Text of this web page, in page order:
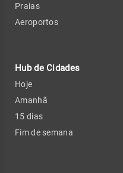
Praias
Aeroportos
Hub de Cidades
Hoje
Amanhã
15 dias
Fim de semana